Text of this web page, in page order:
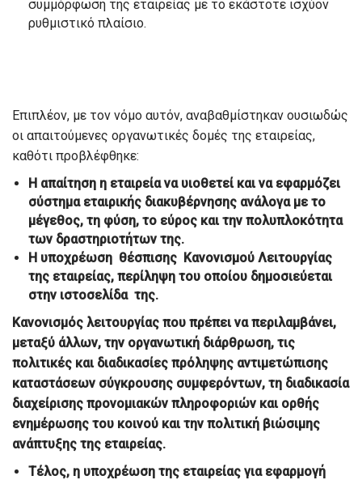
συμμόρφωση της εταιρείας με το εκάστοτε ισχύον
ρυθμιστικό πλαίσιο.
Επιπλέον, με τον νόμο αυτόν, αναβαθμίστηκαν ουσιωδώς
οι απαιτούμενες οργανωτικές δομές της εταιρείας,
καθότι προβλέφθηκε:
Η απαίτηση η εταιρεία να υιοθετεί και να εφαρμόζει
σύστημα εταιρικής διακυβέρνησης ανάλογα με το
μέγεθος, τη φύση, το εύρος και την πολυπλοκότητα
των δραστηριοτήτων της.
Η υποχρέωση θέσπισης Κανονισμού Λειτουργίας
της εταιρείας, περίληψη του οποίου δημοσιεύεται
στην ιστοσελίδα της.
Κανονισμός λειτουργίας που πρέπει να περιλαμβάνει,
μεταξύ άλλων, την οργανωτική διάρθρωση, τις
πολιτικές και διαδικασίες πρόληψης αντιμετώπισης
καταστάσεων σύγκρουσης συμφερόντων, τη διαδικασία
διαχείρισης προνομιακών πληροφοριών και ορθής
ενημέρωσης του κοινού και την πολιτική βιώσιμης
ανάπτυξης της εταιρείας.
Τέλος, η υποχρέωση της εταιρείας για εφαρμογή